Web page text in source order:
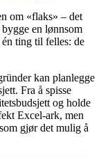
om «flaks» – det
en lønnsom
én ting til felles: de
kan planlegge
Fra å spisse
og holde
Excel-ark, men
gjør det mulig å